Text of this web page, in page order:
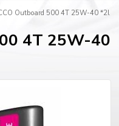
Outboard 500 4T 25W-40 *2l
4T 25W-40